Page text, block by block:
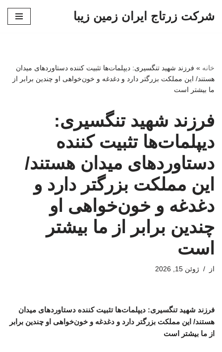
شرکت زرتاج ایران زمین زیبا
خانه » فرزند شهید تنگسیری: دیپلمات‌ها تثبیت کننده دستاوردهای میدان
هستند/ این مملکت بزرگتر دارد و دغدغه و خون‌خواهی او چندین برابر از
ما بیشتر است
فرزند شهید تنگسیری:
دیپلمات‌ها تثبیت کننده
دستاوردهای میدان هستند/
این مملکت بزرگتر دارد و
دغدغه و خون‌خواهی او
چندین برابر از ما بیشتر
است
از ژوئن 15, 2026
فرزند شهید تنگسیری: دیپلمات‌ها تثبیت کننده دستاوردهای میدان
هستند/ این مملکت بزرگتر دارد و دغدغه و خون‌خواهی او چندین برابر
از ما بیشتر است